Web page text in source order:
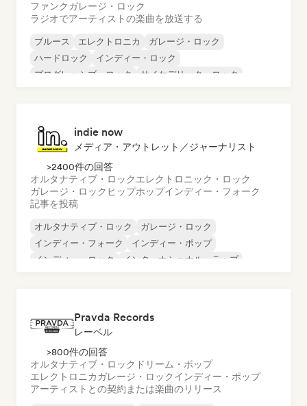
ファンクガレージ・ロック
ラジオでアーティストの楽曲を放送する
ブルース エレクトロニカ
ガレージ・ロック
ハードロック
インディー・ロック
プログレッシブ・ロック
サイケデリック・ロック
indie now
メディア・アウトレット／ジャーナリスト
>2400件の回答
オルタナティブ・ロックエレクトロニック・ロック
ガレージ・ロック ヒップホップインディー・フォーク
記事を投稿
オルタナティブ・ロック
ガレージ・ロック
インディー・フォーク
インディー・ポップ
インディー・ロック
インターナショナル・ラップ
Pravda Records
レーベル
>800件の回答
オルタナティブ・ロック ドリーム・ポップ
エレクトロニカガレージ・ロックインディー・ポップ
アーティストとの契約または楽曲のリリース